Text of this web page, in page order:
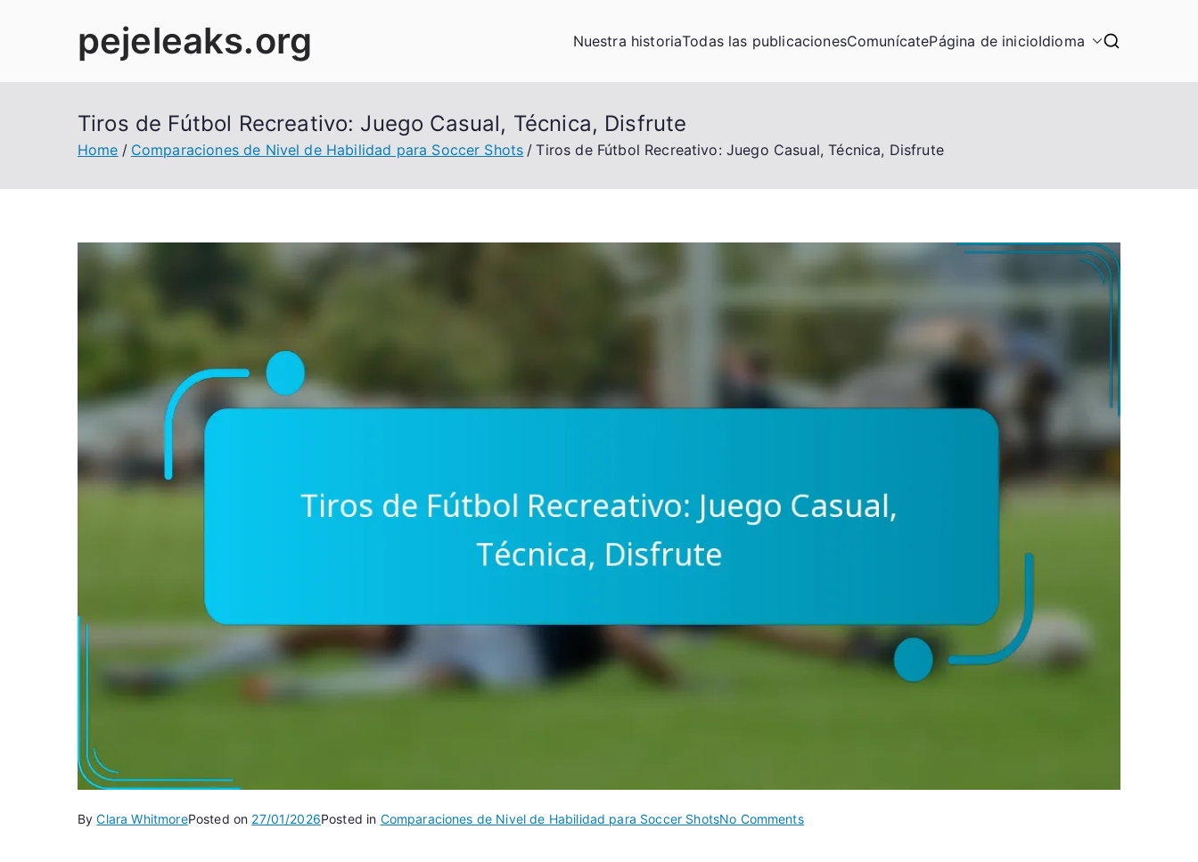
pejeleaks.org Nuestra historiaTodas las publicacionesComunícatePágina de inicioIdioma
Tiros de Fútbol Recreativo: Juego Casual, Técnica, Disfrute
Home Comparaciones de Nivel de Habilidad para Soccer Shots Tiros de Fútbol Recreativo: Juego Casual, Técnica, Disfrute
ByClara WhitmorePosted on 27/01/2026Posted in Comparaciones de Nivel de Habilidad para Soccer ShotsNo Commentson